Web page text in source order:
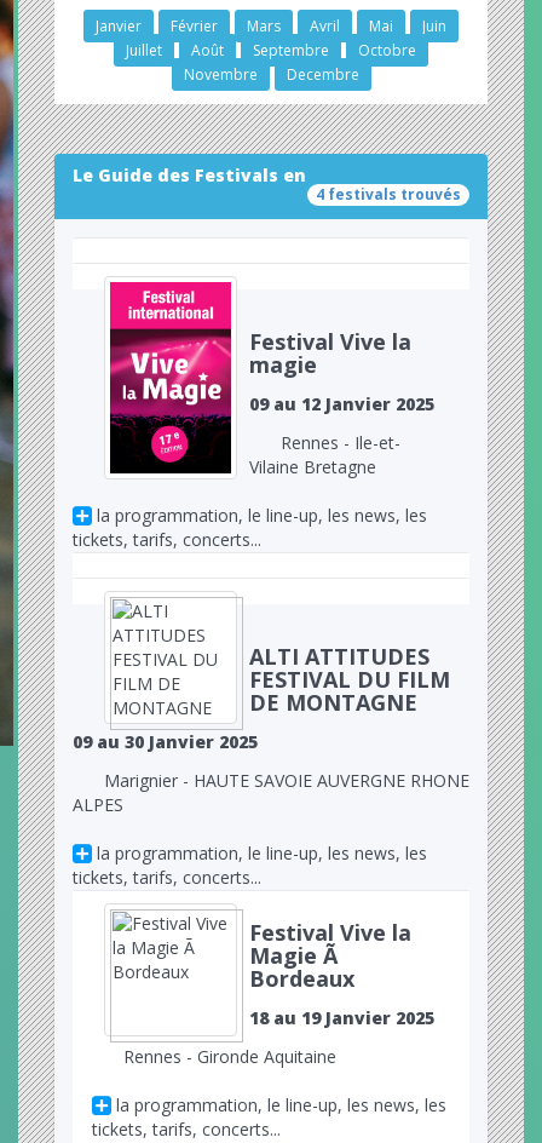
Janvier Février Mars Avril Mai
Juin
Juillet
Août Septembre
Octobre
Novembre
Decembre
Le Guide des Festivals en
4 festivals trouvés
Festival Vive la
magie
09 au 12 Janvier 2025
Rennes - Ile-et-
Vilaine Bretagne
la programmation, le line-up, les news, les
tickets, tarifs, concerts...
ALTI ATTITUDES
FESTIVAL DU FILM
DE MONTAGNE
09 au 30 Janvier 2025
Marignier - HAUTE SAVOIE AUVERGNE RHONE
ALPES
la programmation, le line-up, les news, les
tickets, tarifs, concerts...
Festival Vive la
Magie Ã
Bordeaux
18 au 19 Janvier 2025
Rennes - Gironde Aquitaine
la programmation, le line-up, les news, les
tickets, tarifs, concerts...